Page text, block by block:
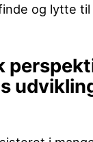
og lytte